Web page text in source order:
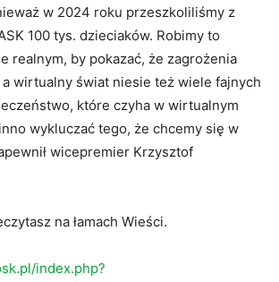
w 2024 roku przeszkoliliśmy z
100 tys. dzieciaków. Robimy to
realnym, by pokazać, że zagrożenia
a wirtualny świat niesie też wiele fajnych
które czyha w wirtualnym
wykluczać tego, że chcemy się w
wicepremier Krzysztof
na łamach Wieści.
index.php?